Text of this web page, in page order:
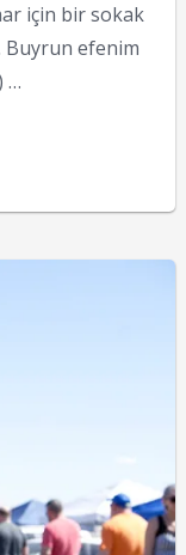
için bir sokak
Buyrun efenim
…